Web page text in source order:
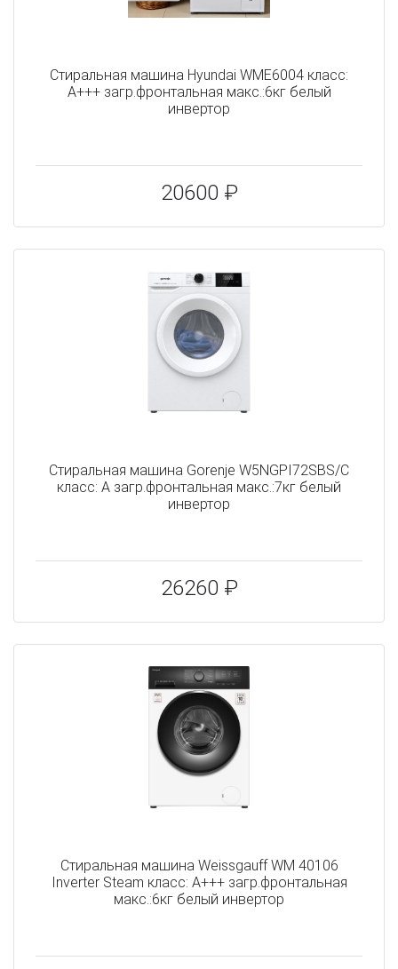
Стиральная машина Hyundai WME6004 класс:
A+++ загр.фронтальная макс.:6кг белый
инвертор
20600 ₽
Стиральная машина Gorenje W5NGPI72SBS/C
класс: A загр.фронтальная макс.:7кг белый
инвертор
26260 ₽
Стиральная машина Weissgauff WM 40106
Inverter Steam класс: A+++ загр.фронтальная
макс.:6кг белый инвертор